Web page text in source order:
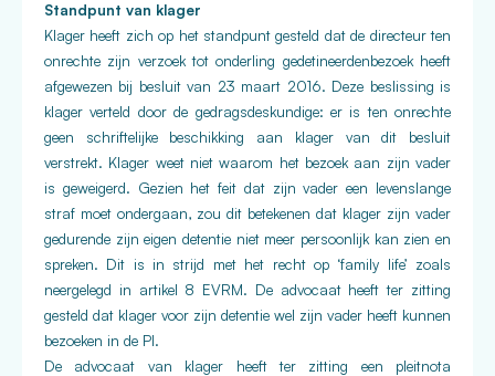
Standpunt van klager
Klager heeft zich op het standpunt gesteld dat de directeur ten
onrechte zijn verzoek tot onderling gedetineerdenbezoek heeft
afgewezen bij besluit van 23 maart 2016. Deze beslissing is
klager verteld door de gedragsdeskundige: er is ten onrechte
geen schriftelijke beschikking aan klager van dit besluit
verstrekt. Klager weet niet waarom het bezoek aan zijn vader
is geweigerd. Gezien het feit dat zijn vader een levenslange
straf moet ondergaan, zou dit betekenen dat klager zijn vader
gedurende zijn eigen detentie niet meer persoonlijk kan zien en
spreken. Dit is in strijd met het recht op ‘family life’ zoals
neergelegd in artikel 8 EVRM. De advocaat heeft ter zitting
gesteld dat klager voor zijn detentie wel zijn vader heeft kunnen
bezoeken in de PI.
De advocaat van klager heeft ter zitting een pleitnota